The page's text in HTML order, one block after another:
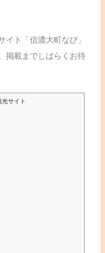
イト「信濃大町なび」
掲載までしばらくお待
サイト